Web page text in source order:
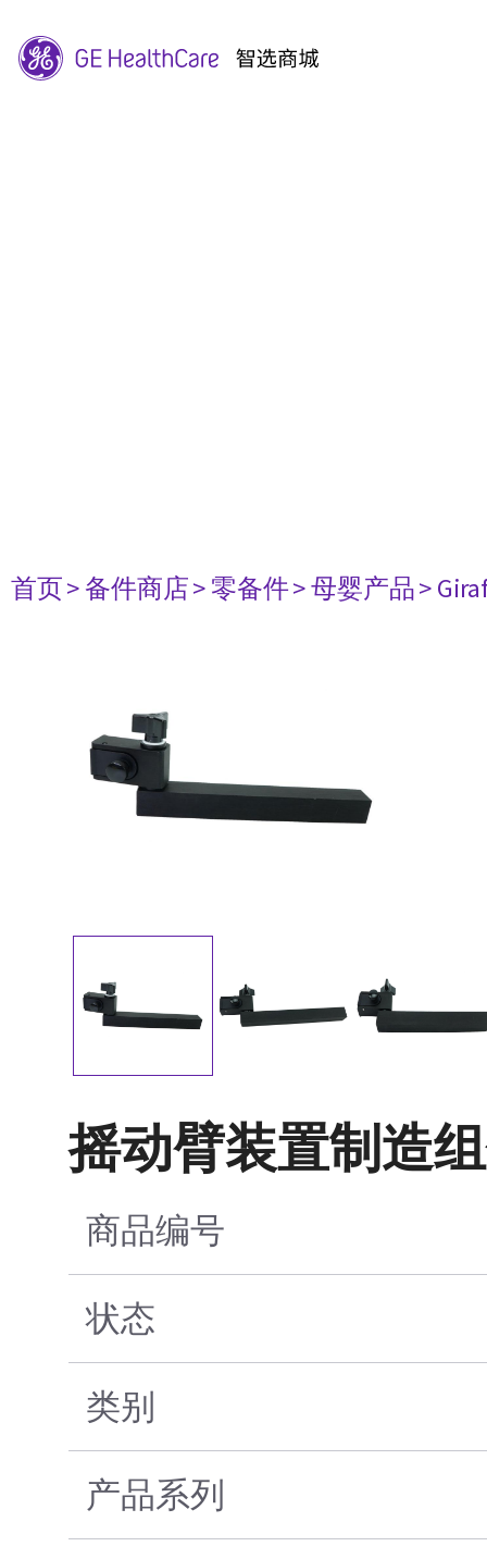
首页> 备件商店> 零备件> 母婴产品>
摇动臂装置制造
商品编号
状态
类别
产品系列